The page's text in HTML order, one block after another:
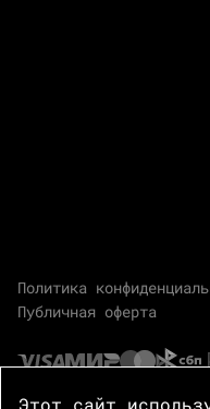
Политика
Публичная оферта
Этот сайт